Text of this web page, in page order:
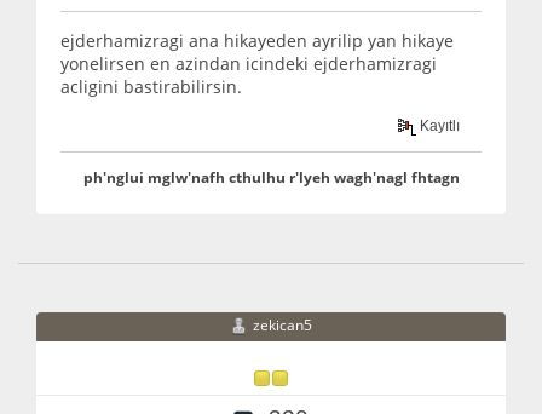
ejderhamizragi ana hikayeden ayrilip yan hikaye
yonelirsen en azindan icindeki ejderhamizragi
acligini bastirabilirsin.
Kayıtlı
ph'nglui mglw'nafh cthulhu r'lyeh wagh'nagl fhtagn
zekican5